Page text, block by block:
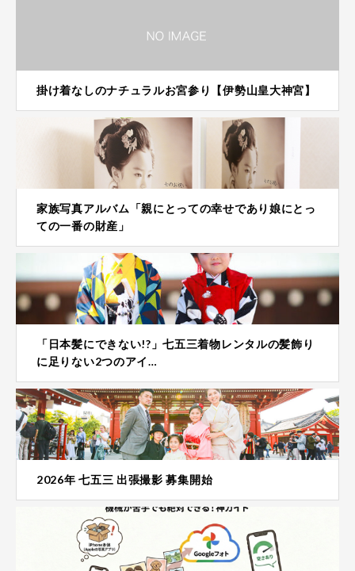
掛け着なしのナチュラルお宮参り【伊勢山皇大神宮】
家族写真アルバム「親にとっての幸せであり娘にとっ
ての一番の財産」
「日本髪にできない!?」七五三着物レンタルの髪飾り
に足りない2つのアイ…
2026年 七五三 出張撮影 募集開始